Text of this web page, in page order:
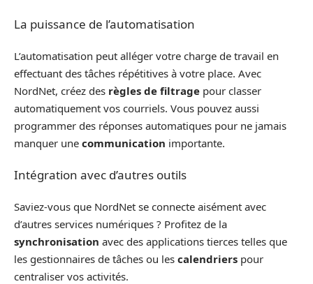
La puissance de l’automatisation
L’automatisation peut alléger votre charge de travail en
effectuant des tâches répétitives à votre place. Avec
NordNet, créez des règles de filtrage pour classer
automatiquement vos courriels. Vous pouvez aussi
programmer des réponses automatiques pour ne jamais
manquer une communication importante.
Intégration avec d’autres outils
Saviez-vous que NordNet se connecte aisément avec
d’autres services numériques ? Profitez de la
synchronisation avec des applications tierces telles que
les gestionnaires de tâches ou les calendriers pour
centraliser vos activités.